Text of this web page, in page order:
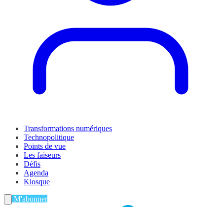
Transformations numériques
Technopolitique
Points de vue
Les faiseurs
Défis
Agenda
Kiosque
M'abonner